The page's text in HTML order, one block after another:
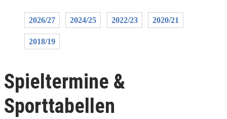
2026/27 2024/25 2022/23 2020/21
2018/19
Spieltermine &
Sporttabellen